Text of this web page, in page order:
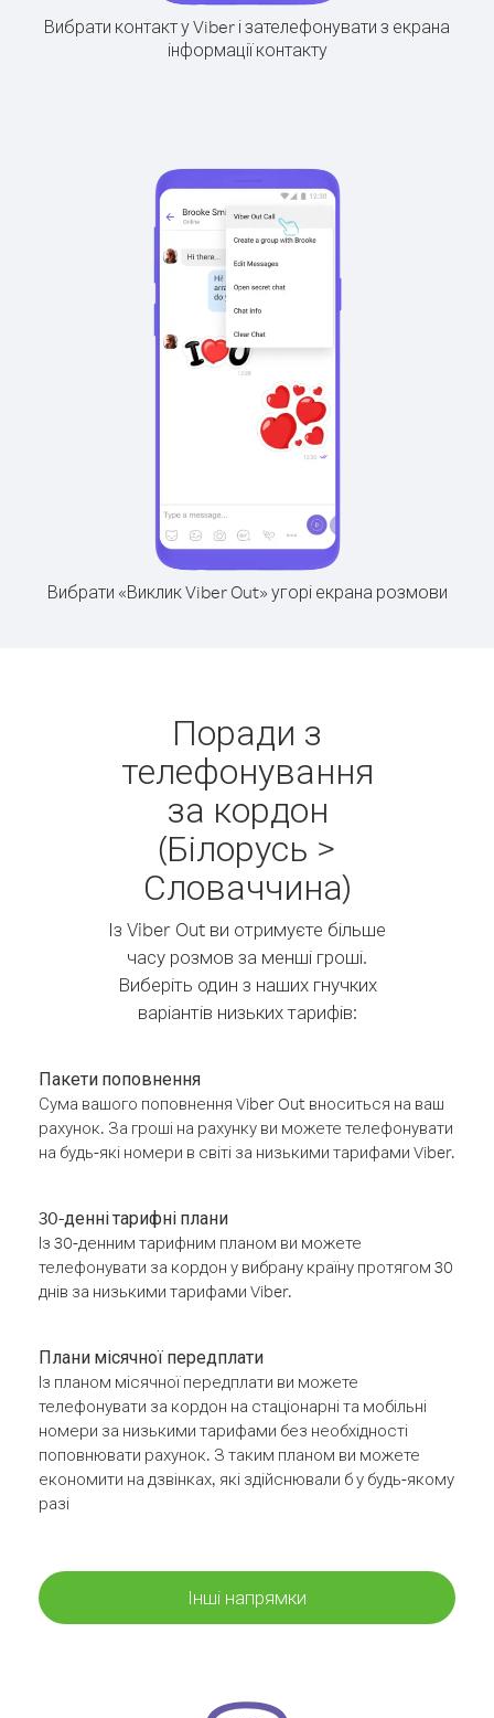
Вибрати контакт у Viber і зателефонувати з екрана
інформації контакту
Вибрати «Виклик Viber Out» угорі екрана розмови
Поради з
телефонування
за кордон
(Білорусь >
Словаччина)
Із Viber Out ви отримуєте більше
часу розмов за менші гроші.
Виберіть один з наших гнучких
варіантів низьких тарифів:
Пакети поповнення
Сума вашого поповнення Viber Out вноситься на ваш
рахунок. За гроші на рахунку ви можете телефонувати
на будь-які номери в світі за низькими тарифами Viber.
30-денні тарифні плани
Із 30-денним тарифним планом ви можете
телефонувати за кордон у вибрану країну протягом 30
днів за низькими тарифами Viber.
Плани місячної передплати
Із планом місячної передплати ви можете
телефонувати за кордон на стаціонарні та мобільні
номери за низькими тарифами без необхідності
поповнювати рахунок. З таким планом ви можете
економити на дзвінках, які здійснювали б у будь-якому
разі
Інші напрямки